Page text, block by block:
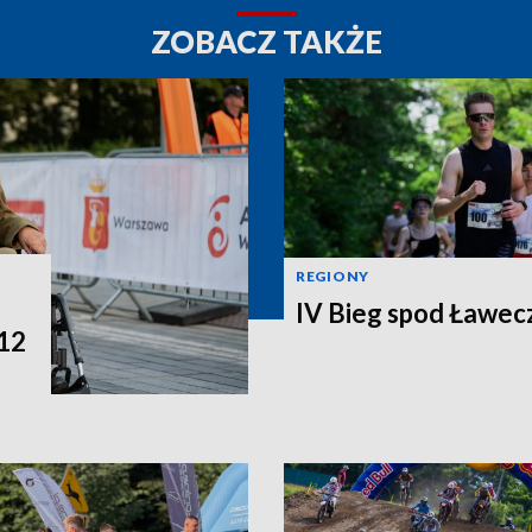
ZOBACZ TAKŻE
REGIONY
IV Bieg spod